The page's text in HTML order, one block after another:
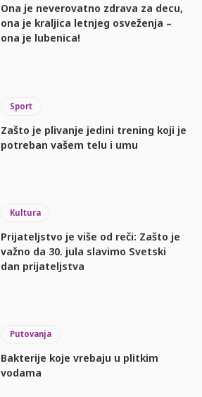
Ona je neverovatno zdrava za decu,
ona je kraljica letnjeg osveženja –
ona je lubenica!
Sport
Zašto je plivanje jedini trening koji je
potreban vašem telu i umu
Kultura
Prijateljstvo je više od reči: Zašto je
važno da 30. jula slavimo Svetski
dan prijateljstva
Putovanja
Bakterije koje vrebaju u plitkim
vodama